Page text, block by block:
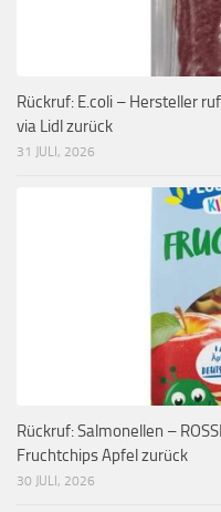
Rückruf: E.coli – Hersteller
via Lidl zurück
31 JULI, 2026
Rückruf: Salmonellen –
Fruchtchips Apfel zurück
30 JULI, 2026